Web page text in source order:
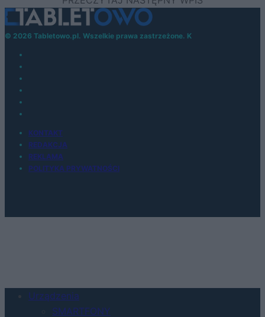
© 2026 Tabletowo.pl. Wszelkie prawa zastrzeżone. K
KONTAKT
REDAKCJA
REKLAMA
POLITYKA PRYWATNOŚCI
Urządzenia
SMARTFONY